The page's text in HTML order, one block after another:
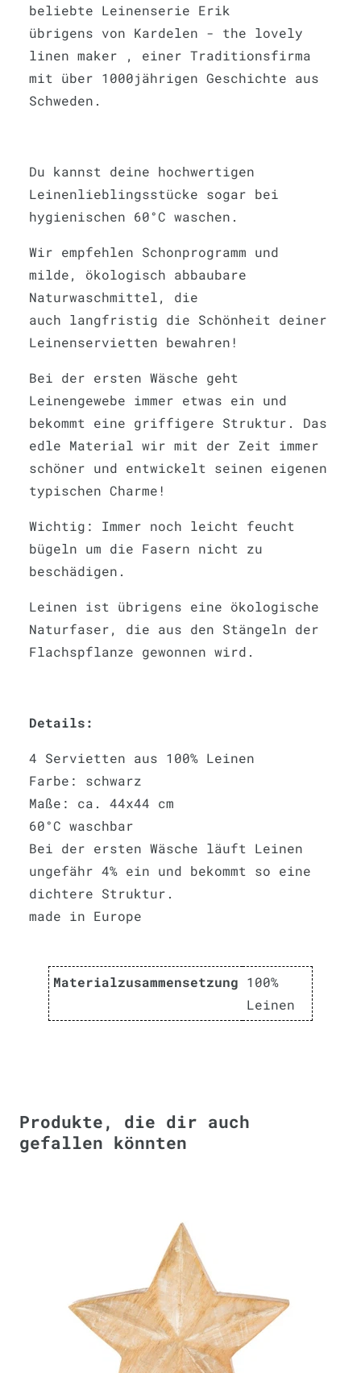
beliebte Leinenserie Erik
übrigens von Kardelen - the lovely
linen maker , einer Traditionsfirma
mit über 1000jährigen Geschichte aus
Schweden.
Du kannst deine hochwertigen
Leinenlieblingsstücke sogar bei
hygienischen 60°C waschen.
Wir empfehlen Schonprogramm und
milde, ökologisch abbaubare
Naturwaschmittel, die
auch langfristig die Schönheit deiner
Leinenservietten bewahren!
Bei der ersten Wäsche geht
Leinengewebe immer etwas ein und
bekommt eine griffigere Struktur. Das
edle Material wir mit der Zeit immer
schöner und entwickelt seinen eigenen
typischen Charme!
Wichtig: Immer noch leicht feucht
bügeln um die Fasern nicht zu
beschädigen.
Leinen ist übrigens eine ökologische
Naturfaser, die aus den Stängeln der
Flachspflanze gewonnen wird.
Details:
4 Servietten aus 100% Leinen
Farbe: schwarz
Maße: ca. 44x44 cm
60°C waschbar
Bei der ersten Wäsche läuft Leinen
ungefähr 4% ein und bekommt so eine
dichtere Struktur.
made in Europe
Materialzusammensetzung 100%
Leinen
Produkte, die dir auch
gefallen könnten